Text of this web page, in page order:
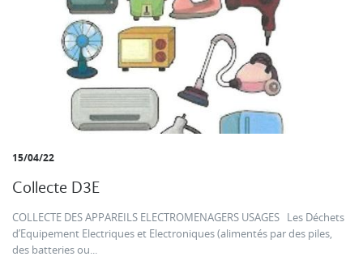
15/04/22
Collecte D3E
COLLECTE DES APPAREILS ELECTROMENAGERS USAGES Les Déchets
d’Equipement Electriques et Electroniques (alimentés par des piles,
des batteries ou...